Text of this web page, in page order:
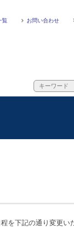
覧 お問い合わせ
を下記の通り変更い